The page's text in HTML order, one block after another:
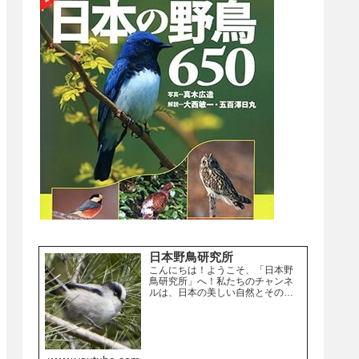
日本野鳥研究所
こんにちは！ようこそ、「日本野
鳥研究所」へ！私たちのチャンネ
ルは、日本の美しい自然とその中